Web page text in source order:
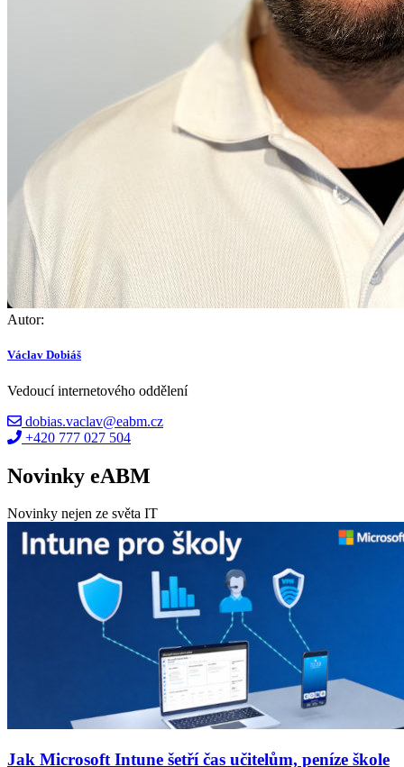
Autor:
Václav Dobiáš
Vedoucí internetového oddělení
dobias.vaclav@eabm.cz
+420 777 027 504
Novinky eABM
Novinky nejen ze světa IT
Jak Microsoft Intune šetří čas učitelům, peníze škole